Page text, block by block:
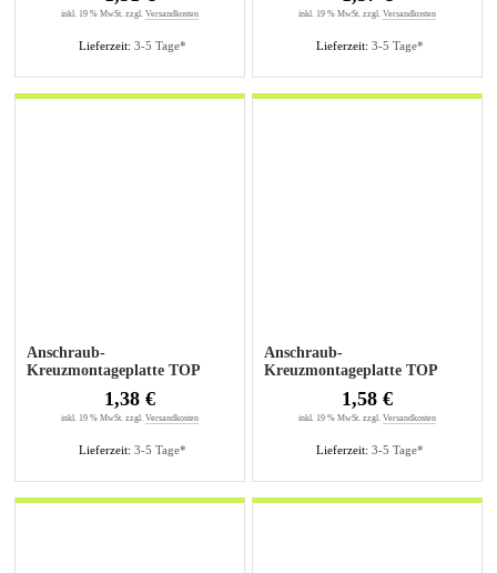
Lieferzeit: 3-5 Tage*
inkl. 19 % MwSt. zzgl. Versandkosten
Lieferzeit: 3-5 Tage*
inkl. 19 % MwSt. zzgl. Versandkosten
Anschraub-
Kreuzmontageplatte TOP
Lieferzeit: 3-5 Tage*
1,38 €
inkl. 19 % MwSt. zzgl. Versandkosten
Anschraub-
Kreuzmontageplatte TOP
Lieferzeit: 3-5 Tage*
1,58 €
inkl. 19 % MwSt. zzgl. Versandkosten